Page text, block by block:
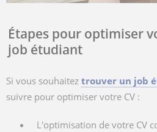
Étapes pour optimiser
job étudiant
Si vous souhaitez trouver un job
suivre pour optimiser votre CV :
L'optimisation de votre CV